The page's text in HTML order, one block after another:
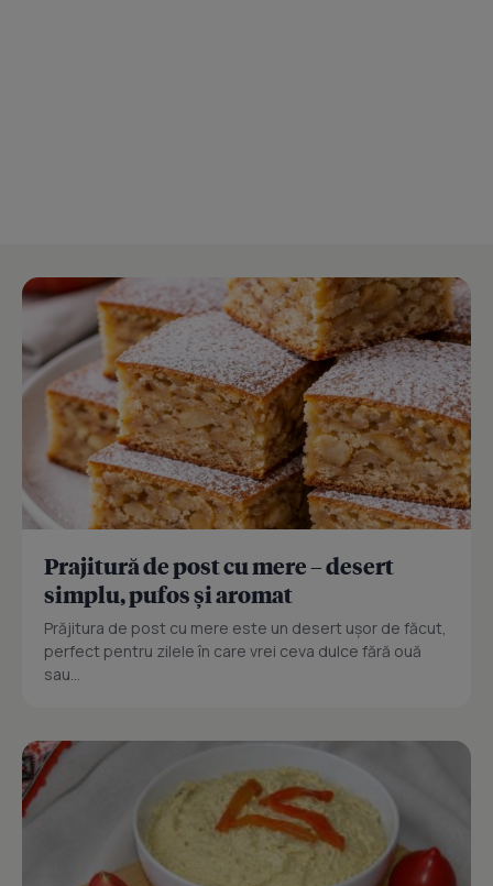
Prajitură de post cu mere – desert
simplu, pufos și aromat
Prăjitura de post cu mere este un desert ușor de făcut,
perfect pentru zilele în care vrei ceva dulce fără ouă
sau...